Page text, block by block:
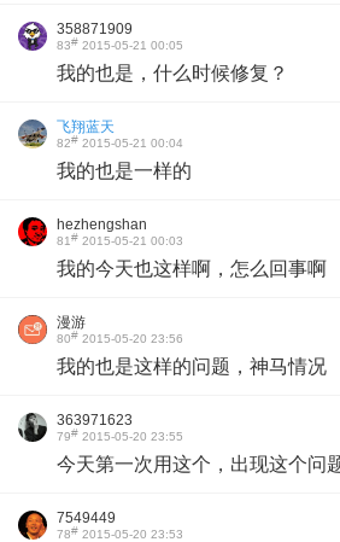
358871909
83# 2015-05-21 00:05
我的也是，什么时候修复？
飞翔蓝天
82# 2015-05-21 00:04
我的也是一样的
hezhengshan
81# 2015-05-21 00:03
我的今天也这样啊，怎么回事啊
漫游
80# 2015-05-20 23:56
我的也是这样的问题，神马情况
363971623
79# 2015-05-20 23:55
今天第一次用这个，出现这个问
7549449
78# 2015-05-20 23:53